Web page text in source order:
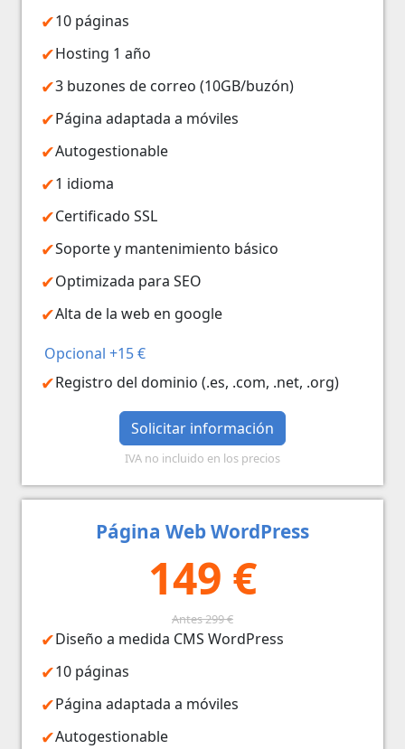
10 páginas
Hosting 1 año
3 buzones de correo (10GB/buzón)
Página adaptada a móviles
Autogestionable
1 idioma
Certificado SSL
Soporte y mantenimiento básico
Optimizada para SEO
Alta de la web en google
Opcional +15 €
Registro del dominio (.es, .com, .net, .org)
Solicitar información
IVA no incluido en los precios
Página Web WordPress
149 €
Antes 299 €
Diseño a medida CMS WordPress
10 páginas
Página adaptada a móviles
Autogestionable